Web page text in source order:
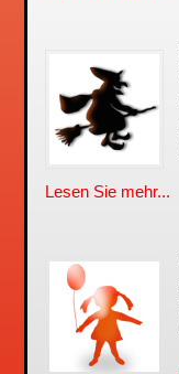
Lesen Sie mehr...